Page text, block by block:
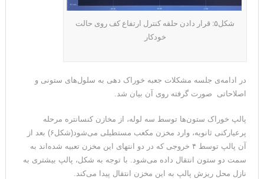
شکل۵: قرار دادن حلقه کنترل ارتفاع کف روی حالت
خودکار
در ادامه‌ی جلسه مشکلات جعبه خوراک‌ دهی به سلول‌های ستونی و
اصلاحاتی صورت گرفته روی آن بیان شد.
پالپ خوراک ستون‎‌ها توسط سه لوله، از مخازن کنسانتره مرحله
پرعیارکنی ثانویه، وارد مخزن مکعب مستطیلی می‌شود(شکل۶) بعد از
آن پالپ توسط ۴ خروجی که در دو انتهای این مخزن تعبیه شده‌اند به
سمت دو ستون انتقال داده می‌شود. با توجه به شکل، پالپ بیشتری به
نازل محل ریزش پالپ به این مخزن انتقال پیدا می‌کند.